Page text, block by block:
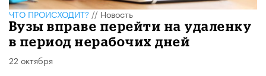
ЧТО ПРОИСХОДИТ?//Новость
Вузы вправе перейти на удаленку
в период нерабочих дней
22 октября